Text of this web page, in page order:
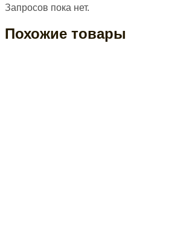
Запросов пока нет.
Похожие товары